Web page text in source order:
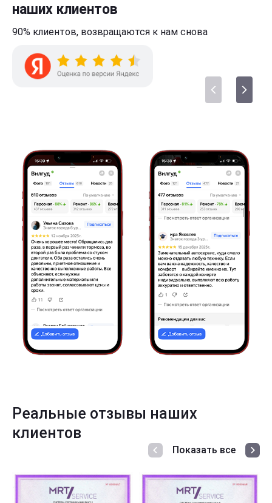
наших клиентов
90% клиентов, возвращаются к нам снова
Реальные отзывы наших
клиентов
Показать все